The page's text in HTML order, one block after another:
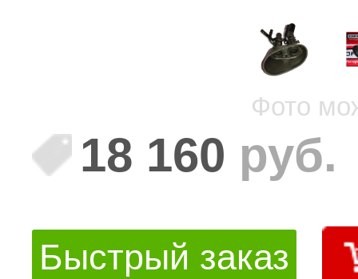
18 160 руб.
Быстрый заказ
Фото